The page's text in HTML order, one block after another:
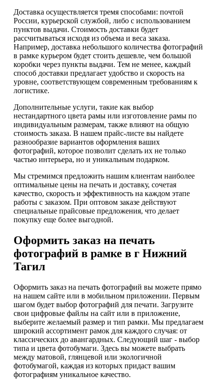
Доставка осуществляется тремя способами: почтой
России, курьерской службой, либо с использованием
пунктов выдачи. Стоимость доставки будет
рассчитываться исходя из объема и веса заказа.
Например, доставка небольшого количества фотографий
в рамке курьером будет стоить дешевле, чем большой
коробки через пункты выдачи. Тем не менее, каждый
способ доставки предлагает удобство и скорость на
уровне, соответствующем современным требованиям к
логистике.
Дополнительные услуги, такие как выбор
нестандартного цвета рамы или изготовление рамы по
индивидуальным размерам, также влияют на общую
стоимость заказа. В нашем прайс-листе вы найдете
разнообразие вариантов оформления ваших
фотографий, которое позволит сделать их не только
частью интерьера, но и уникальным подарком.
Мы стремимся предложить нашим клиентам наиболее
оптимальные цены на печать и доставку, сочетая
качество, скорость и эффективность на каждом этапе
работы с заказом. При оптовом заказе действуют
специальные прайсовые предложения, что делает
покупку еще более выгодной.
Оформить заказ на печать
фотографий в рамке в г Нижний
Тагил
Оформить заказ на печать фотографий вы можете прямо
на нашем сайте или в мобильном приложении. Первым
шагом будет выбор фотографий для печати. Загрузите
свои цифровые файлы на сайт или в приложение,
выберите желаемый размер и тип рамки. Мы предлагаем
широкий ассортимент рамок для каждого случая: от
классических до авангардных. Следующий шаг - выбор
типа и цвета фотобумаги. Здесь вы можете выбрать
между матовой, глянцевой или экологичной
фотобумагой, каждая из которых придаст вашим
фотографиям уникальное качество.